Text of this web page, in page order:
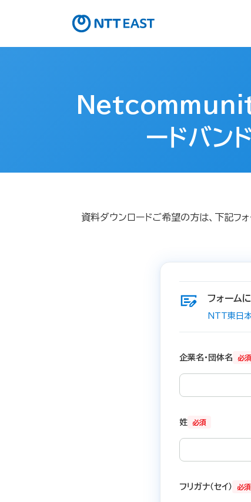
ードバン
資料ダウンロードご希望の方は、下記フ
フォーム
NTT東日
必須
企業名・団体名
必須
姓
必須
フリガナ（セイ）